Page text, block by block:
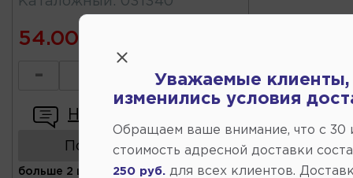
54.00
-
Написать отзыв
Показать аналоги
больше 2 шт (ул.Коммунальная 43,
Уважаемые клиенты,
изменились условия
Обращаем ваше внимание, что c 30
стоимость адресной доставки
250 руб.
для всех клиентов.